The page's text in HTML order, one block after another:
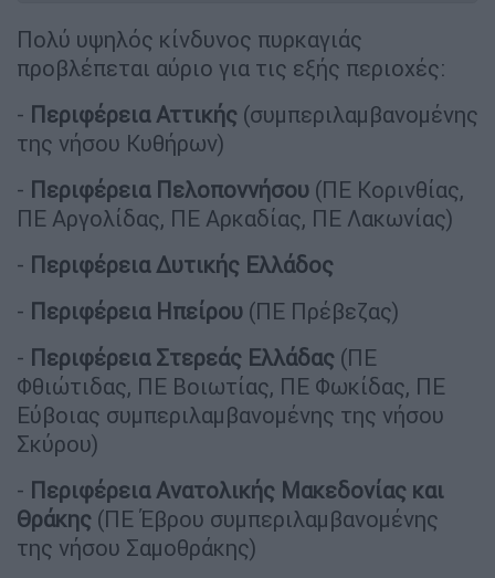
Πολύ υψηλός κίνδυνος πυρκαγιάς
προβλέπεται αύριο για τις εξής περιοχές:
- Περιφέρεια Αττικής (συμπεριλαμβανομένης
της νήσου Κυθήρων)
- Περιφέρεια Πελοποννήσου (ΠΕ Κορινθίας,
ΠΕ Αργολίδας, ΠΕ Αρκαδίας, ΠΕ Λακωνίας)
- Περιφέρεια Δυτικής Ελλάδος
- Περιφέρεια Ηπείρου (ΠΕ Πρέβεζας)
- Περιφέρεια Στερεάς Ελλάδας (ΠΕ
Φθιώτιδας, ΠΕ Βοιωτίας, ΠΕ Φωκίδας, ΠΕ
Εύβοιας συμπεριλαμβανομένης της νήσου
Σκύρου)
- Περιφέρεια Ανατολικής Μακεδονίας και
Θράκης (ΠΕ Έβρου συμπεριλαμβανομένης
της νήσου Σαμοθράκης)